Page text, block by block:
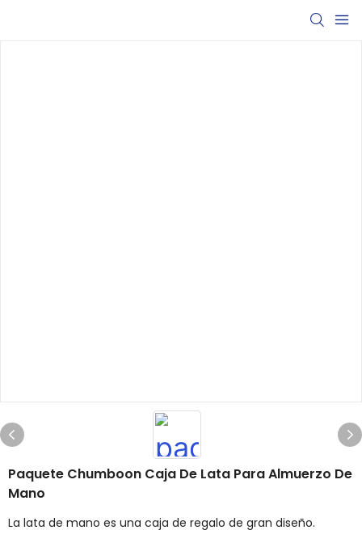
Paquete Chumboon Caja De Lata Para Almuerzo De
Mano
La lata de mano es una caja de regalo de gran diseño.